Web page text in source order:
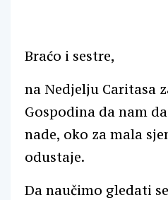
Braćo i sestre,
na Nedjelju Caritasa
Gospodina da nam
nade, oko za mala
odustaje.
Da naučimo gledati